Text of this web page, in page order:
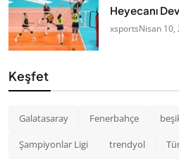
Heyecanı
xsportsNisan 10,
Keşfet
Galatasaray Fenerbahçe
Şampiyonlar Ligi trendyol